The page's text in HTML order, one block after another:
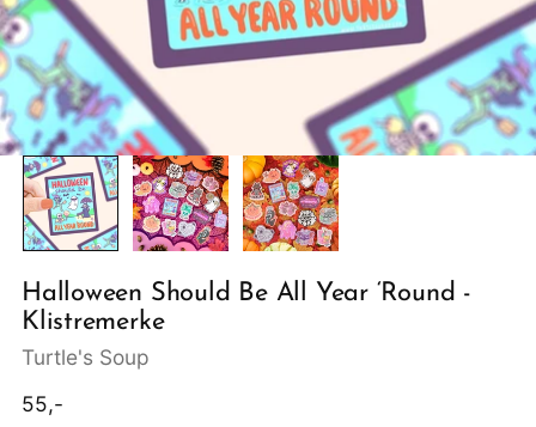
Halloween Should Be All Year ‘Round -
Klistremerke
Turtle's Soup
Ordinær
55,-